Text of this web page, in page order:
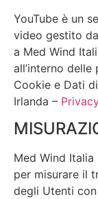
YouTube è un
video gestito
a Med Wind
all’interno
Cookie e Dati
Irlanda –
Med Wind
per misurare il
degli Utenti